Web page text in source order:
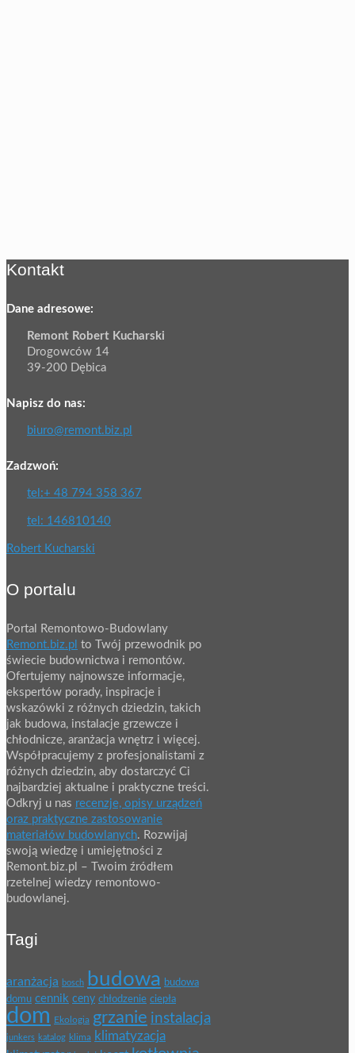
Kontakt
Dane adresowe:
Remont Robert Kucharski
Drogowców 14
39-200 Dębica
Napisz do nas:
biuro@remont.biz.pl
Zadzwoń:
tel:+ 48 794 358 367
tel: 146810140
Robert Kucharski
O portalu
Portal Remontowo-Budowlany
Remont.biz.pl to Twój przewodnik po
świecie budownictwa i remontów.
Ofertujemy najnowsze informacje,
ekspertów porady, inspiracje i
wskazówki z różnych dziedzin, takich
jak budowa, instalacje grzewcze i
chłodnicze, aranżacja wnętrz i więcej.
Współpracujemy z profesjonalistami z
różnych dziedzin, aby dostarczyć Ci
najbardziej aktualne i praktyczne treści.
Odkryj u nas recenzje, opisy urządzeń
oraz praktyczne zastosowanie
materiałów budowlanych. Rozwijaj
swoją wiedzę i umiejętności z
Remont.biz.pl – Twoim źródłem
rzetelnej wiedzy remontowo-
budowlanej.
Tagi
aranżacja bosch budowa budowa
domu cennik ceny chłodzenie ciepła
dom Ekologia grzanie instalacja
junkers katalog klima klimatyzacja